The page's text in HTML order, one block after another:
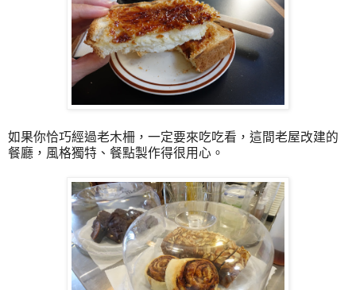
如果你恰巧經過老木柵，一定要來吃吃看，這間老屋改建的
餐廳，風格獨特、餐點製作得很用心。